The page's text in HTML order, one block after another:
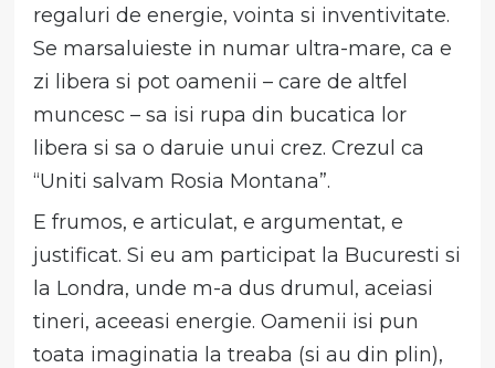
regaluri de energie, vointa si inventivitate.
Se marsaluieste in numar ultra-mare, ca e
zi libera si pot oamenii – care de altfel
muncesc – sa isi rupa din bucatica lor
libera si sa o daruie unui crez. Crezul ca
“Uniti salvam Rosia Montana”.
E frumos, e articulat, e argumentat, e
justificat. Si eu am participat la Bucuresti si
la Londra, unde m-a dus drumul, aceiasi
tineri, aceeasi energie. Oamenii isi pun
toata imaginatia la treaba (si au din plin),